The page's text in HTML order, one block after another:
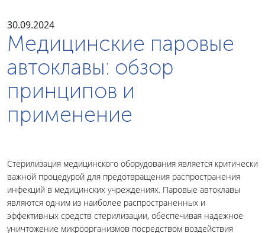
30.09.2024
Медицинские паровые
автоклавы: обзор
принципов и
применение
Стерилизация медицинского оборудования является критически
важной процедурой для предотвращения распространения
инфекций в медицинских учреждениях. Паровые автоклавы
являются одним из наиболее распространенных и
эффективных средств стерилизации, обеспечивая надежное
уничтожение микроорганизмов посредством воздействия